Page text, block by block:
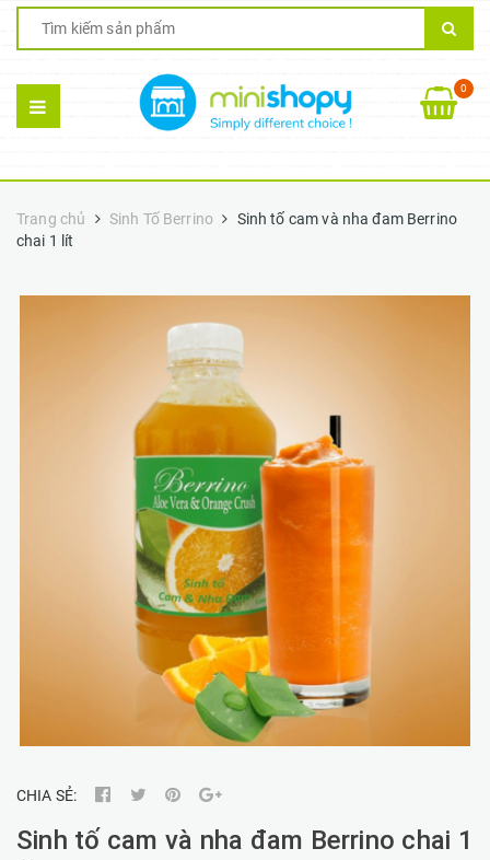
0
Trang chủ Sinh Tố Berrino
Sinh tố cam và nha đam Berrino
chai 1 lít
CHIA SẺ:
Sinh tố cam và nha đam Berrino chai 1